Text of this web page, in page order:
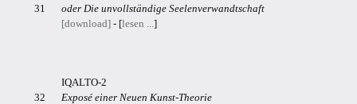
31
oder Die unvollständige Seelenverwandtschaft
[download] - [lesen ...]
32
IQALTO-2
Exposé einer Neuen Kunst-Theorie